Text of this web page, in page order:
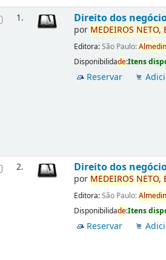
1. Direito dos
por MEDEIROS NETO,
Editora:São Paulo:
Disponibilidade:Itens
Reservar
2. Direito dos
por MEDEIROS NETO,
Editora:São Paulo:
Disponibilidade:Itens
Reservar